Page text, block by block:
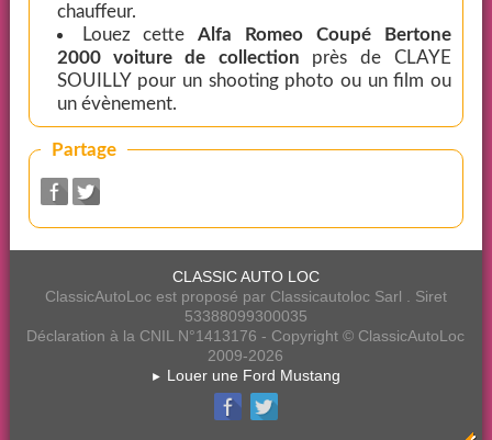
chauffeur.
Louez cette Alfa Romeo Coupé Bertone
2000 voiture de collection près de CLAYE
SOUILLY pour un shooting photo ou un film ou
un évènement.
Partage
CLASSIC AUTO LOC
ClassicAutoLoc est proposé par Classicautoloc Sarl . Siret
53388099300035
Déclaration à la CNIL N°1413176 - Copyright © ClassicAutoLoc
2009-2026
► Louer une Ford Mustang